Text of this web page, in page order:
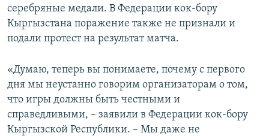
серебряные медали. В Федерации кок-бору
Кыргызстана поражение также не признали и
подали протест на результат матча.
«Думаю, теперь вы понимаете, почему с первого
дня мы неустанно говорим организаторам о том,
что игры должны быть честными и
справедливыми, – заявили в Федерации кок-бору
Кыргызской Республики. – Мы даже не